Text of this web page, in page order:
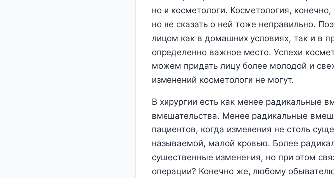
но и косметологи. Косметология,
но не сказать о ней тоже неправильно.
лицом как в домашних условиях, так и в
определенно важное место. Успехи
можем придать лицу более молодой и
изменений косметологи не могут.
В хирургии есть как менее радикальные
вмешательства. Менее радикальные
пациентов, когда изменения не столь
называемой, малой кровью. Более
существенные изменения, но при этом
операции? Конечно же, любому